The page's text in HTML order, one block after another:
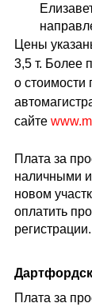
Цены
3,5 т. Более
о стоимости
сайте
Плата за
наличными
новом
оплатить
регистрации.
Плата за